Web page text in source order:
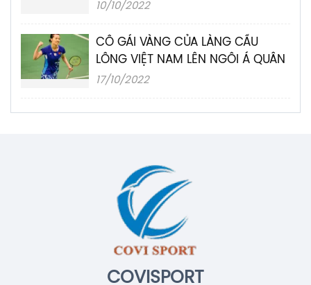
10/10/2022
CÔ GÁI VÀNG CỦA LÀNG CẦU
LÔNG VIỆT NAM LÊN NGÔI Á QUÂN
17/10/2022
COVISPORT